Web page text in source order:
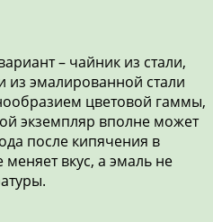
– чайник из стали,
эмалированной стали
цветовой гаммы,
экземпляр вполне может
после кипячения в
вкус, а эмаль не